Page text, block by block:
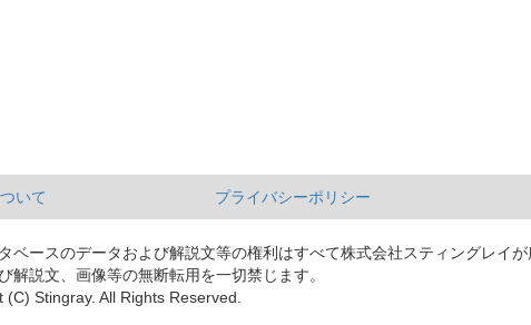
いて プライバシーポリシー
ベースのデータおよび解説文等の権利はすべて株式会社スティングレイが
解説文、画像等の無断転用を一切禁じます。
(C) Stingray. All Rights Reserved.